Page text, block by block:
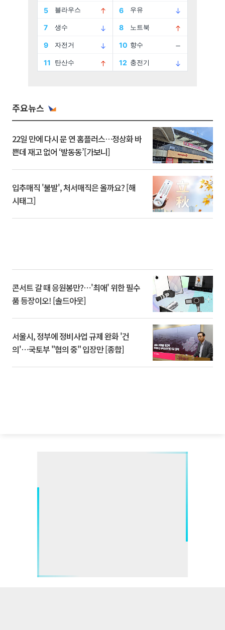
주요뉴스
22일 만에 다시 문 연 홈플러스…정상화 바
쁜데 재고 없어 ‘발동동’[가보니]
입추매직 '불발', 처서매직은 올까요? [해
시태그]
콘서트 갈 때 응원봉만?⋯'최애' 위한 필수
품 등장이오! [솔드아웃]
서울시, 정부에 정비사업 규제 완화 '건
의'⋯국토부 "협의 중" 입장만 [종합]